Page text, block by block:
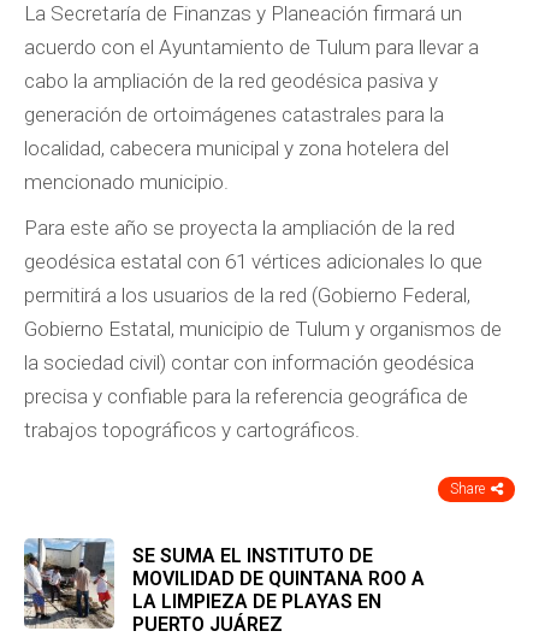
La Secretaría de Finanzas y Planeación firmará un
acuerdo con el Ayuntamiento de Tulum para llevar a
cabo la ampliación de la red geodésica pasiva y
generación de ortoimágenes catastrales para la
localidad, cabecera municipal y zona hotelera del
mencionado municipio.
Para este año se proyecta la ampliación de la red
geodésica estatal con 61 vértices adicionales lo que
permitirá a los usuarios de la red (Gobierno Federal,
Gobierno Estatal, municipio de Tulum y organismos de
la sociedad civil) contar con información geodésica
precisa y confiable para la referencia geográfica de
trabajos topográficos y cartográficos.
Share
SE SUMA EL INSTITUTO DE
MOVILIDAD DE QUINTANA ROO A
LA LIMPIEZA DE PLAYAS EN
PUERTO JUÁREZ